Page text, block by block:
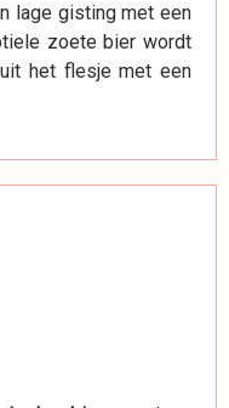
lage gisting met een
zoete bier wordt
het flesje met een